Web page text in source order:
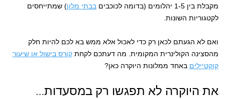
מקבלת בין 1-5 יהלומים (בדומה לכוכבים
בבתי מלון) שמתייחסים
לקטגוריות השונות.
ואם לא הגעתם לכאן רק כדי לאכול אלא ממש בא לכם להיות חלק
מהסצינה הקולינרית המקומית. מה דעתכם לקחתקורס בישול או שיעור
קוקטיילים באחד ממלונות היוקרה כאן?
את היוקרה לא תפגשו רק במסעדות…